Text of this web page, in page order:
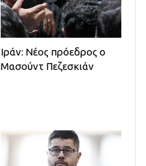
Ιράν: Νέος πρόεδρος ο
Μασούντ Πεζεσκιάν